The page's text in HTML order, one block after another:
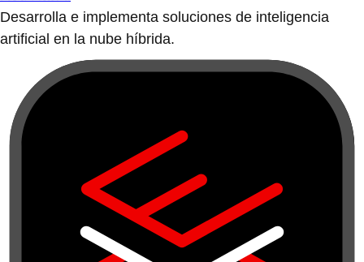
Desarrolla e implementa soluciones de inteligencia
artificial en la nube híbrida.